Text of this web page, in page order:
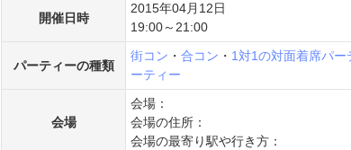
開催日時
2015年04月12日
19:00～21:00
パーティーの種類
街コン ・ 合コン ・ 1対1の対面着席パー
ーティー
会場
会場：
会場の住所：
会場の最寄り駅や行き方：